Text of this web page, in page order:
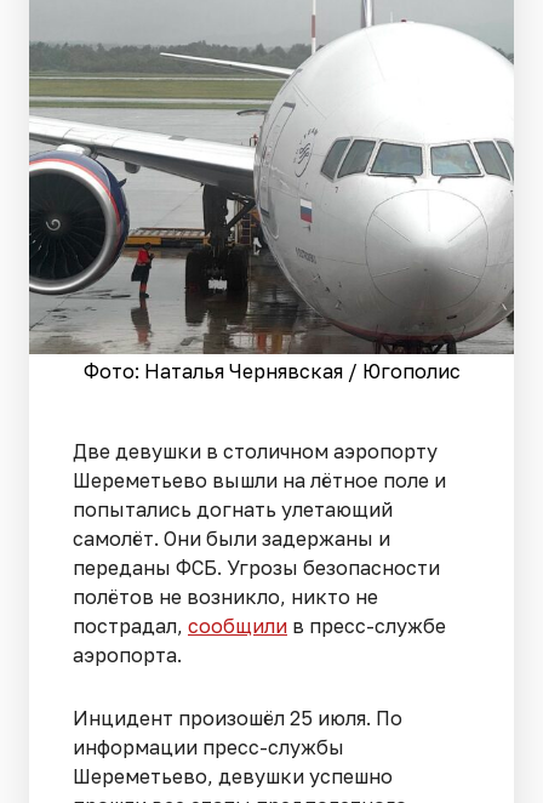
Фото: Наталья Чернявская / Югополис
Две девушки в столичном аэропорту
Шереметьево вышли на лётное поле и
попытались догнать улетающий
самолёт. Они были задержаны и
переданы ФСБ. Угрозы безопасности
полётов не возникло, никто не
пострадал, сообщили в пресс-службе
аэропорта.
Инцидент произошёл 25 июля. По
информации пресс-службы
Шереметьево, девушки успешно